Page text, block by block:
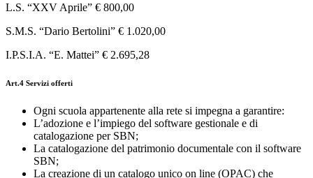
L.S. “XXV Aprile” € 800,00
S.M.S. “Dario Bertolini” € 1.020,00
I.P.S.I.A. “E. Mattei” € 2.695,28
Art.4 Servizi offerti
Ogni scuola appartenente alla rete si impegna a garantire:
L’adozione e l’impiego del software gestionale e di
catalogazione per SBN;
La catalogazione del patrimonio documentale con il software
SBN;
La creazione di un catalogo unico on line (OPAC) che